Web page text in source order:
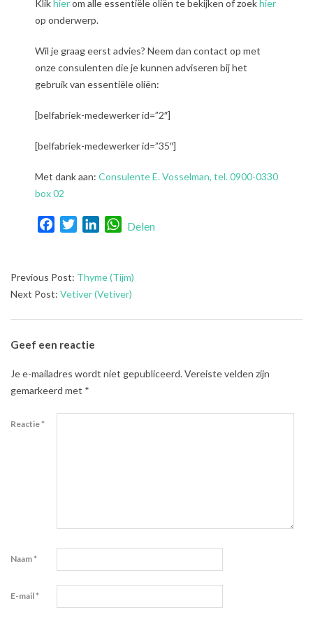
Klikhierom alle essentiële oliën te bekijken of zoekhier
op onderwerp.
Wil je graag eerst advies? Neem dan contact op met
onze consulenten die je kunnen adviseren bij het
gebruik van essentiële oliën:
[belfabriek-medewerker id=”2″]
[belfabriek-medewerker id=”35″]
Met dank aan: Consulente E. Vosselman, tel. 0900-0330
box 02
FacebookTwitterLinkedInWhatsApp
Delen
2021-
08-
Previous Post: Thyme (Tijm)
Next Post: Vetiver (Vetiver)
Geef een reactie
Je e-mailadres wordt niet gepubliceerd.Vereiste velden zijn
gemarkeerd met *
Reactie*
Naam*
E-mail*